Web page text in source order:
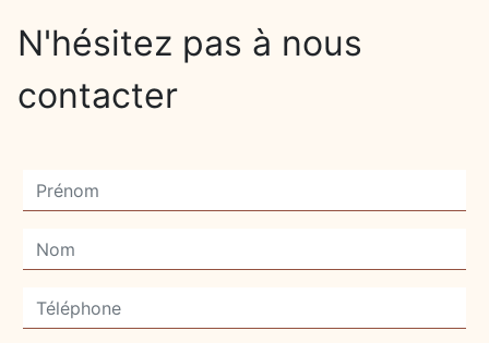
N'hésitez pas à nous
contacter